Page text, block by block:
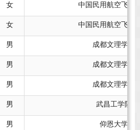
女 中国民用航空飞行
女 中国民用航空飞行
男 成都文理学院
男 成都文理学院
男 成都文理学院
男 武昌工学院
男 仰恩大学